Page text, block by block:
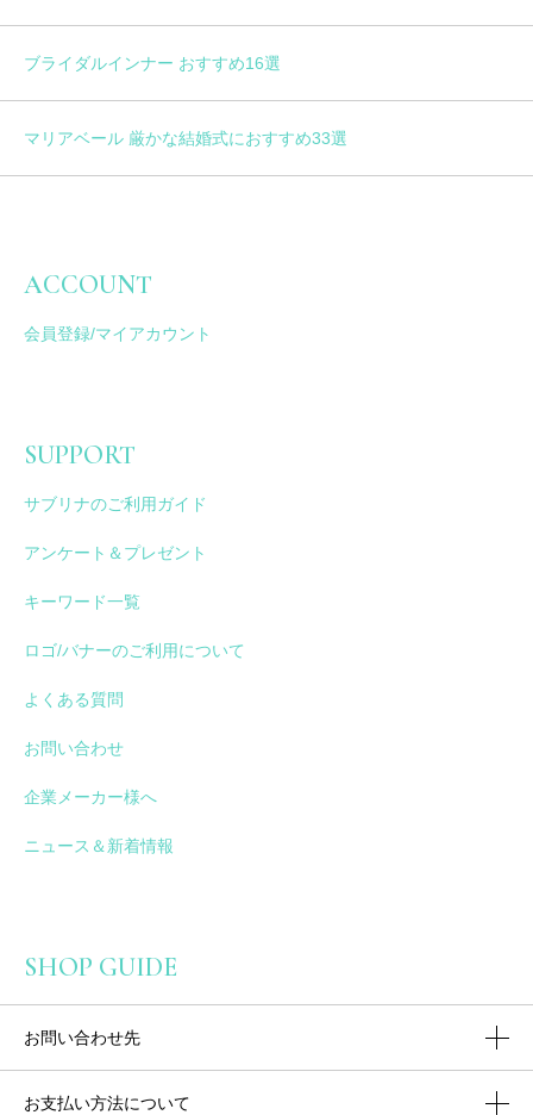
ブライダルインナー おすすめ16選
マリアベール 厳かな結婚式におすすめ33選
ACCOUNT
会員登録/マイアカウント
SUPPORT
サブリナのご利用ガイド
アンケート＆プレゼント
キーワード一覧
ロゴ/バナーのご利用について
よくある質問
お問い合わせ
企業メーカー様へ
ニュース＆新着情報
SHOP GUIDE
お問い合わせ先
お支払い方法について